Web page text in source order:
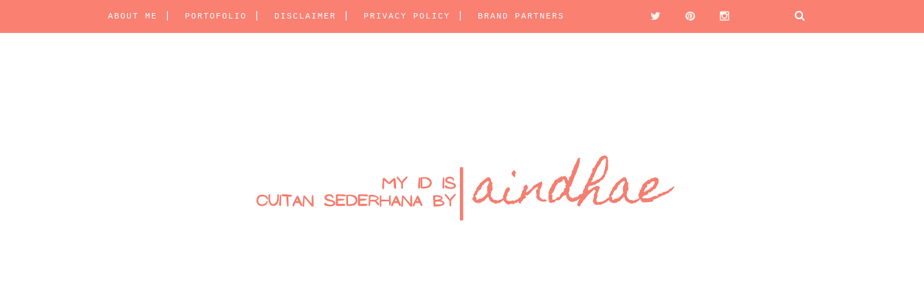
ABOUT ME PORTOFOLIO DISCLAIMER PRIVACY POLICY BRAND PARTNERS